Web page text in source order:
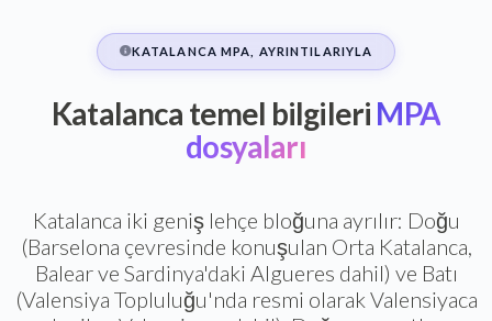
KATALANCA MPA, AYRINTILARIYLA
Katalanca temel bilgileri MPA
dosyaları
Katalanca iki geniş lehçe bloğuna ayrılır: Doğu
(Barselona çevresinde konuşulan Orta Katalanca,
Balear ve Sardinya'daki Algueres dahil) ve Batı
(Valensiya Topluluğu'nda resmi olarak Valensiyaca